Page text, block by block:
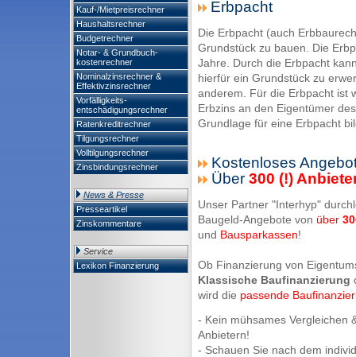
Kauf-/Mietpreisrechner
Haushaltsrechner
Budgetrechner
Notar- & Grundbuch-
kostenrechner
Nominalzinsrechner &
Effektivzinsrechner
Vorfälligkeits-
entschädigungsrechner
Ratenkreditrechner
Tilgungsrechner
Volltilgungsrechner
Zinsbindungsrechner
News & Presse
Presseartikel
Zinskommentare
Service
Lexikon Finanzierung
Erbpacht
Die Erbpacht (auch
Grundstück zu bauen. Die
Jahre. Durch die Erbpacht
hierfür ein Grundstück zu
anderem. Für die Erbpacht ist
Erbzins an den Eigentümer
Grundlage für eine Erbpacht
Kostenloses
Über 300 (!)
Unser Partner "Interhyp"
Baugeld-Angebote von über
und Bausparkassen!
Ob Finanzierung von
Klassische Baufinanzierung
wird die passende
- Kein mühsames Vergleichen
Anbietern!
- Schauen Sie nach dem